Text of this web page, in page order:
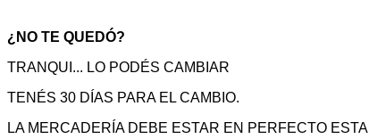
¿NO TE QUEDÓ?
TRANQUI... LO PODÉS CAMBIAR
TENÉS 30 DÍAS PARA EL CAMBIO.
LA MERCADERÍA DEBE ESTAR EN PERFECTO